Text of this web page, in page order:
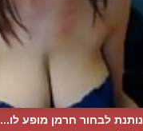
נותנת לבחור חרמן מופע לו...